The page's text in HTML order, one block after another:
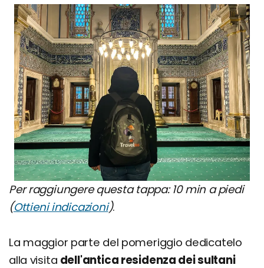
Per raggiungere questa tappa: 10 min a piedi
(Ottieni indicazioni).
La maggior parte del pomeriggio dedicatelo
alla visita dell'antica residenza dei sultani